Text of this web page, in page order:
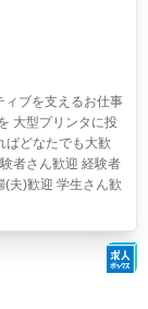
ィブを支えるお仕事
大型プリンタに投
ばどなたでも大歓
者さん歓迎 経験者
(夫)歓迎 学生さん歓